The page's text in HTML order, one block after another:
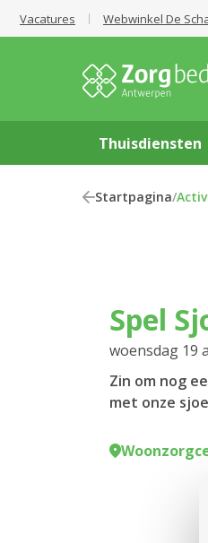
Vacatures Webwinkel De
Thuisdiensten
Startpagina/
Spel
woensdag 19
Zin om nog
met onze